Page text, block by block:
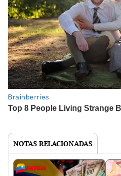
NOTAS RELACIONADAS